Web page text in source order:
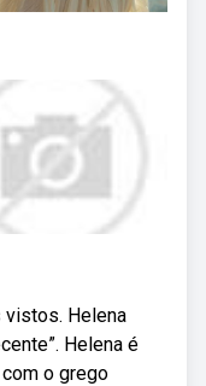
Helena
Helena é
o grego